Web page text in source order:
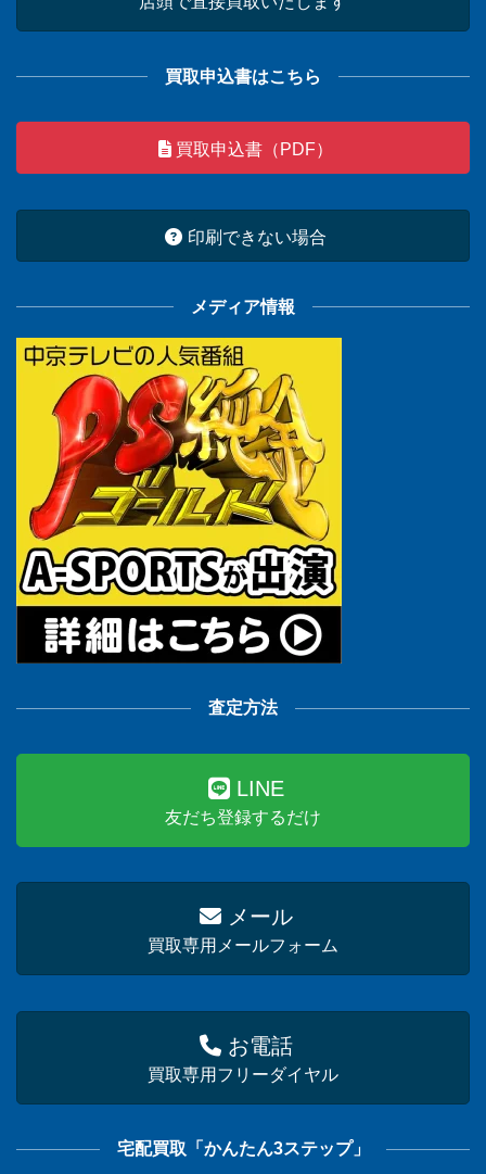
買取申込書はこちら
買取申込書（PDF）
印刷できない場合
メディア情報
査定方法
LINE
友だち登録するだけ
メール
買取専用メールフォーム
お電話
買取専用フリーダイヤル
宅配買取「かんたん3ステップ」